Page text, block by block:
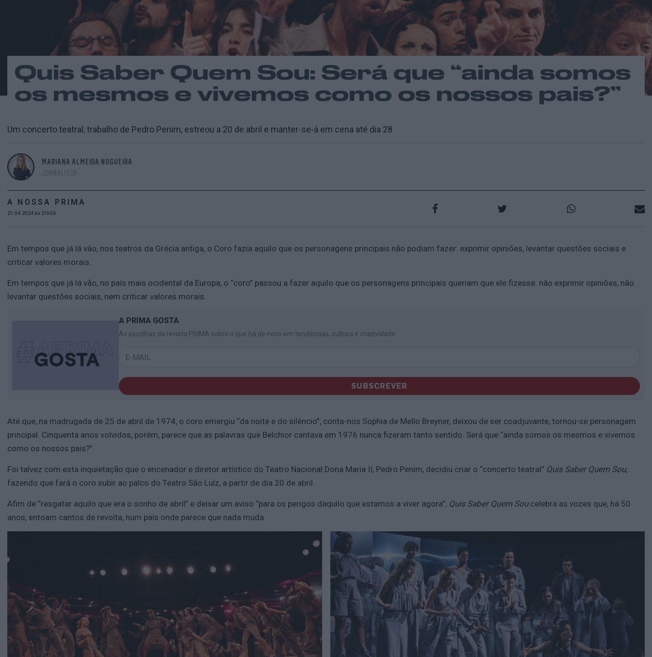
Quis Saber Quem Sou: Será que “ainda somos
os mesmos e vivemos como os nossos pais?”
FOTO: Filipe Ferreira
Um concerto teatral, trabalho de Pedro Penim, estreou a 20 de abril e manter-se-á em cena até dia 28
MARIANA ALMEIDA NOGUEIRA
JORNALISTA
A NOSSA PRIMA
21.04.2024 às 21h36
Em tempos que já lá vão, nos teatros da Grécia antiga, o Coro fazia aquilo que os personagens principais não podiam fazer: exprimir opiniões, levantar questões sociais e
criticar valores morais.
Em tempos que já lá vão, no país mais ocidental da Europa, o “coro” passou a fazer aquilo que os personagens principais queriam que ele fizesse: não exprimir opiniões, não
levantar questões sociais, nem criticar valores morais.
A PRIMA GOSTA
As escolhas da revista PRIMA sobre o que há de novo em tendências, cultura e criatividade.
SUBSCREVER
Até que, na madrugada de 25 de abril de 1974, o coro emergiu “da noite e do silêncio”, conta-nos Sophia de Mello Breyner, deixou de ser coadjuvante, tornou-se personagem
principal. Cinquenta anos volvidos, porém, parece que as palavras que Belchior cantava em 1976 nunca fizeram tanto sentido. Será que “ainda somos os mesmos e vivemos
como os nossos pais?”
Foi talvez com esta inquietação que o encenador e diretor artístico do Teatro Nacional Dona Maria II, Pedro Penim, decidiu criar o “concerto teatral” Quis Saber Quem Sou,
fazendo que fará o coro subir ao palco do Teatro São Luíz, a partir de dia 20 de abril.
Afim de “resgatar aquilo que era o sonho de abril” e deixar um aviso “para os perigos daquilo que estamos a viver agora”, Quis Saber Quem Soucelebra as vozes que, há 50
anos, entoam cantos de revolta, num país onde parece que nada muda.